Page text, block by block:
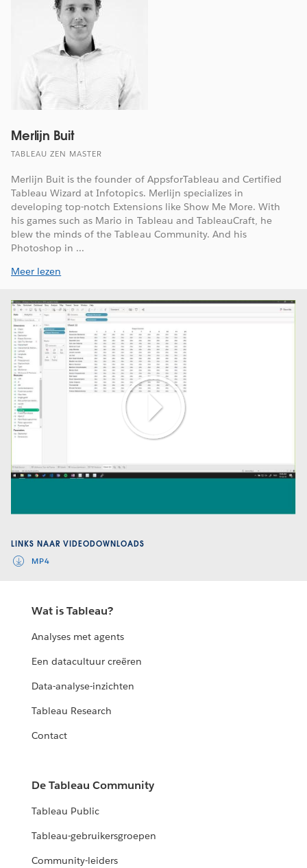
Merlijn Buit
TABLEAU ZEN MASTER
Merlijn Buit is the founder of AppsforTableau and Certified
Tableau Wizard at Infotopics. Merlijn specializes in
developing top-notch Extensions like Show Me More. With
his games such as Mario in Tableau and TableauCraft, he
blew the minds of the Tableau Community. And his
Photoshop in ...
Meer lezen
Play
Video
LINKS NAAR VIDEODOWNLOADS
MP4
Wat is Tableau?
Analyses met agents
Een datacultuur creëren
Data-analyse-inzichten
Tableau Research
Contact
De Tableau Community
Tableau Public
Tableau-gebruikersgroepen
Community-leiders